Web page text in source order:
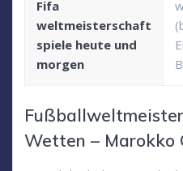
Fifa
weltmeisterschaft
spiele heute und
morgen
Wetten – Marokko